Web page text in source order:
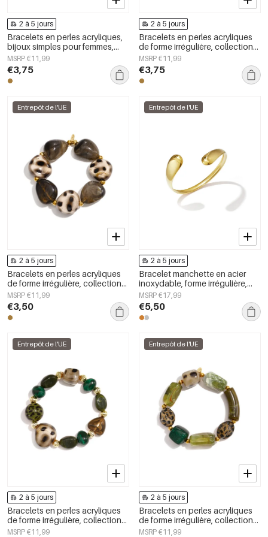
2 à 5 jours
Bracelets en perles acryliques,
bijoux simples pour femmes,
collection Daily Simple
MSRP €11,99
€3,75
2 à 5 jours
Bracelets en perles acryliques
de forme irrégulière, collection
Simple Daily Simple, bijoux pour
femmes
MSRP €11,99
€3,75
Entrepôt de l'UE
2 à 5 jours
Bracelets en perles acryliques
de forme irrégulière, collection
Simple Daily Simple, bijoux pour
femmes
MSRP €11,99
€3,50
Entrepôt de l'UE
2 à 5 jours
Bracelet manchette en acier
inoxydable, forme irrégulière,
collection Simple Daily Simple,
bijoux pour femmes
MSRP €17,99
€5,50
Entrepôt de l'UE
2 à 5 jours
Bracelets en perles acryliques
de forme irrégulière, collection
Simple Daily Simple, bijoux pour
MSRP €11,99
Entrepôt de l'UE
2 à 5 jours
Bracelets en perles acryliques
de forme irrégulière, collection
Simple Daily Simple, bijoux pour
MSRP €11,99